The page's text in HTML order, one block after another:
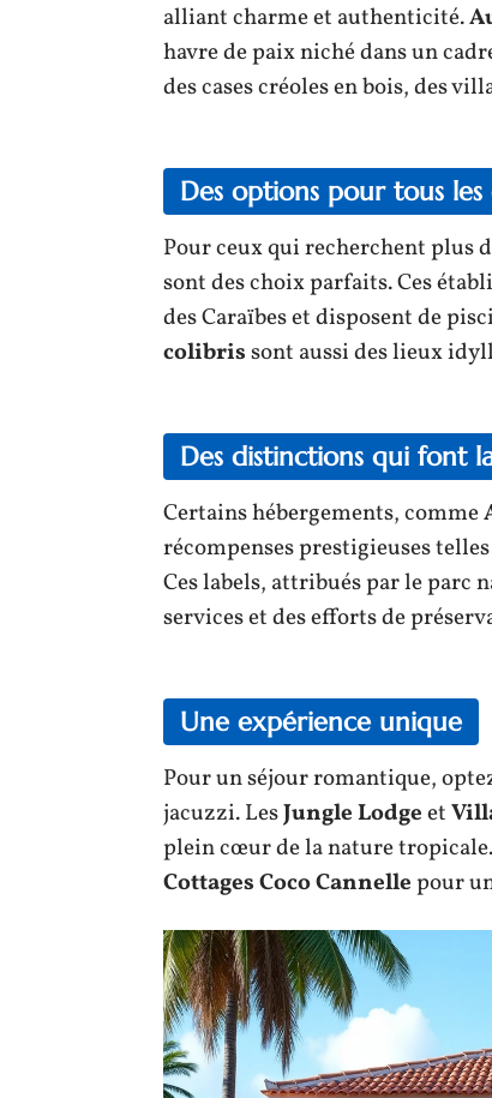
alliant charme et authenticité.
havre de paix niché dans un
des cases créoles en bois, des
Des options pour tous les
Pour ceux qui recherchent plus
sont des choix parfaits. Ces
des Caraïbes et disposent de
colibrissont aussi des lieux
Des distinctions qui font
Certains hébergements, comme
récompenses prestigieuses telles
Ces labels, attribués par le parc
services et des efforts de
Une expérience unique
Pour un séjour romantique,
jacuzzi. LesJungle Lodgeet
plein cœur de la nature
Cottages Coco Cannellepour